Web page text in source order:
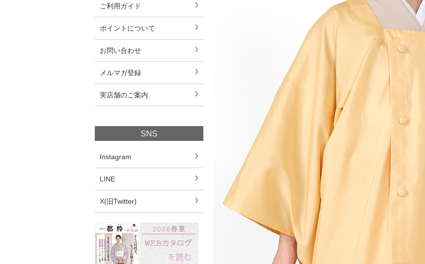
ご利用ガイド
ポイントについて
お問い合わせ
メルマガ登録
実店舗のご案内
SNS
Instagram
LINE
X(旧Twitter)